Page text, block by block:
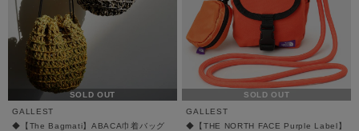
SOLD OUT
GALLEST
◆【The Bagmati】ABACA巾着バッグ
SOLD OUT
GALLEST
◆【THE NORTH FACE Purple Label】